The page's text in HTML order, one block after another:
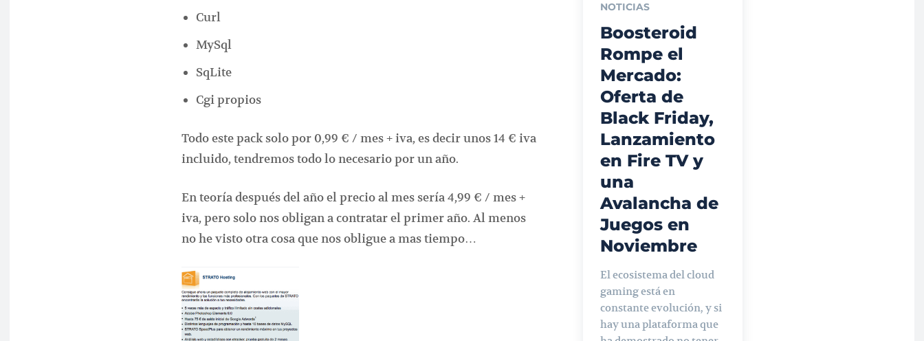
Curl
MySql
SqLite
Cgi propios
Todo este pack solo por 0,99 € / mes + iva, es decir unos 14 € iva
incluido, tendremos todo lo necesario por un año.
En teoría después del año el precio al mes sería 4,99 € / mes +
iva, pero solo nos obligan a contratar el primer año. Al menos
no he visto otra cosa que nos obligue a mas tiempo…
NOTICIAS
Boosteroid
Rompe el
Mercado:
Oferta de
Black Friday,
Lanzamiento
en Fire TV y
una
Avalancha de
Juegos en
Noviembre
El ecosistema del cloud
gaming está en
constante evolución, y si
hay una plataforma que